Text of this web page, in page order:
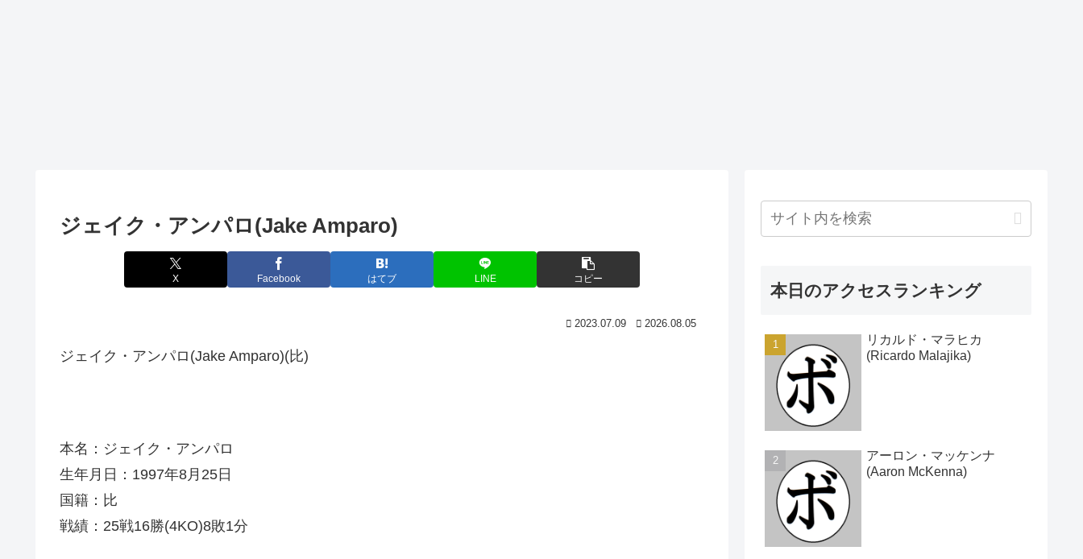
ジェイク・アンパロ(Jake Amparo)
X Facebook はてブ LINE コピー
2023.07.09 2026.08.05
ジェイク・アンパロ(Jake Amparo)(比)
本名：ジェイク・アンパロ
生年月日：1997年8月25日
国籍：比
戦績：25戦16勝(4KO)8敗1分
本日のアクセスランキング
リカルド・マラヒカ
(Ricardo Malajika)
アーロン・マッケンナ
(Aaron McKenna)